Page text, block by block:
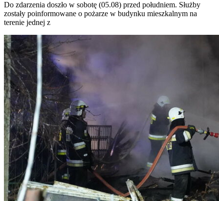
Do zdarzenia doszło w sobotę (05.08) przed południem. Służby
zostały poinformowane o pożarze w budynku mieszkalnym na
terenie jednej z